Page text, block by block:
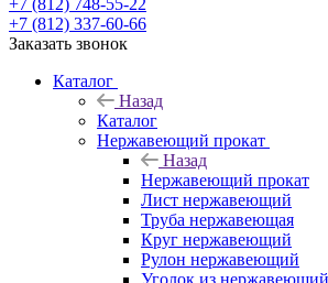
+7 (812) 748-55-22
+7 (812) 337-60-66
Заказать звонок
Каталог
Назад
Каталог
Нержавеющий прокат
Назад
Нержавеющий прокат
Лист нержавеющий
Труба нержавеющая
Круг нержавеющий
Рулон нержавеющий
Уголок из нержавеющий